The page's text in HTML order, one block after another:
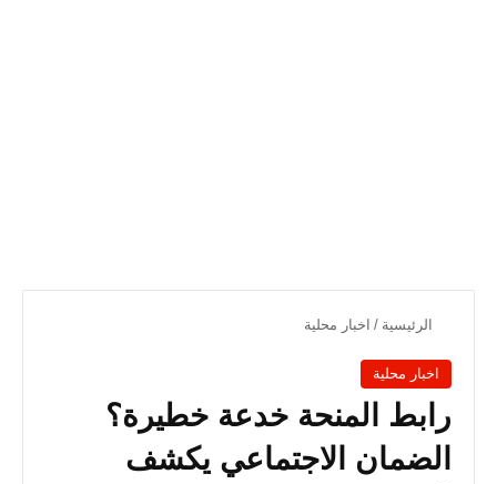
الرئيسية / اخبار محلية
اخبار محلية
رابط المنحة خدعة خطيرة؟
الضمان الاجتماعي يكشف